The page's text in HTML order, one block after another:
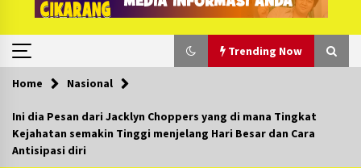
Trending Now
Trending Now
Posko Mudik Kosmi Jurpala 2026 Hadirkan
Home Nasional
Ini dia Pesan dari Jacklyn Choppers yang di mana Tingkat
Kejahatan semakin Tinggi menjelang Hari Besar dan Cara
Antisipasi diri